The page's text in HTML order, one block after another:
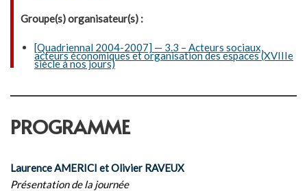
Groupe(s) organisateur(s) :
[Quadriennal 2004-2007] — 3.3 – Acteurs sociaux,
acteurs économiques et organisation des espaces (XVIIIe
siècle à nos jours)
PROGRAMME
Laurence AMERICI et Olivier RAVEUX
Présentation de la journée